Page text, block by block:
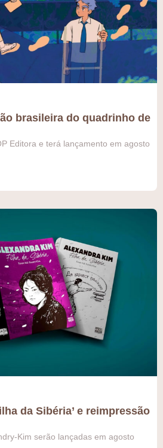
brasileira do quadrinho de
Editora e terá lançamento em agosto
da Sibéria’ e reimpressão
Kim serão lançadas em agosto